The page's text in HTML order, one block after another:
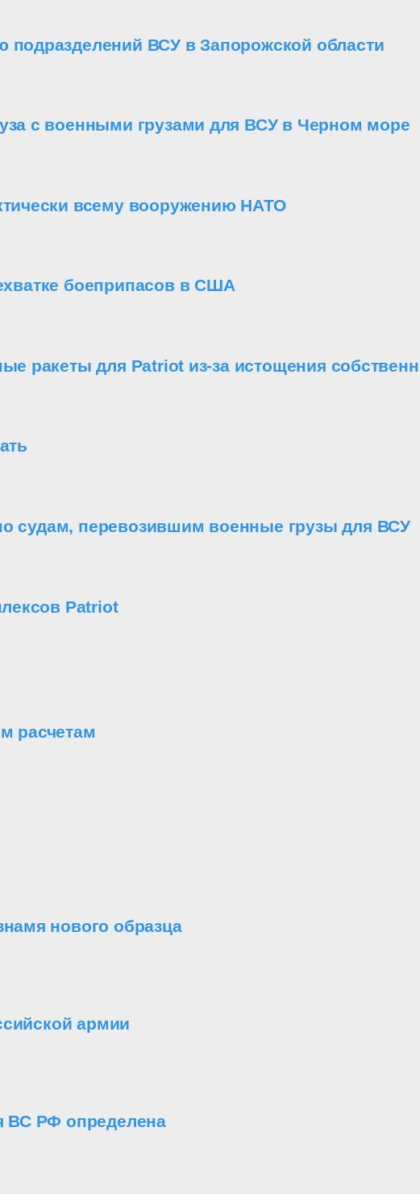
подразделений ВСУ в Запорожской области
с военными грузами для ВСУ в Черном море
всему вооружению НАТО
боеприпасов в США
ракеты для Patriot из-за истощения
судам, перевозившим военные грузы для ВСУ
Patriot
расчетам
нового образца
армии
ВС РФ определена